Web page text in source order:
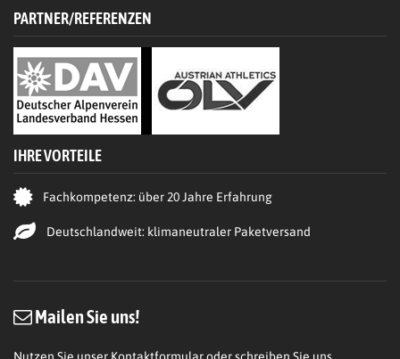
PARTNER/REFERENZEN
IHRE VORTEILE
Fachkompetenz: über 20 Jahre Erfahrung
Deutschlandweit: klimaneutraler Paketversand
Mailen Sie uns!